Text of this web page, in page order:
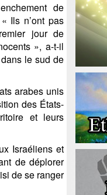
de
Ils n’ont pas
jour de
», a-t-il
le sud de
arabes unis
des États-
et leurs
Israéliens et
de déplorer
de se ranger